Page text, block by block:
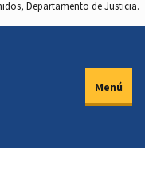
Departamento de Justicia.
Menú